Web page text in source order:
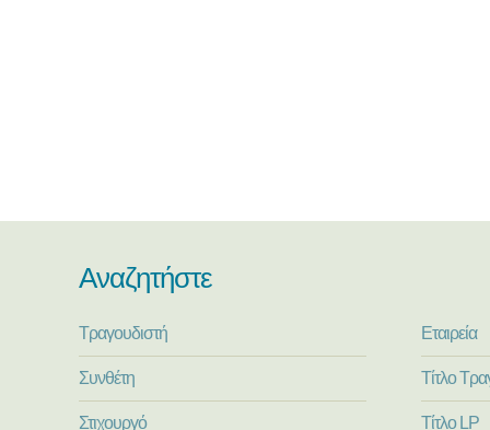
Αναζητήστε
Τραγουδιστή
Συνθέτη
Στιχουργό
Εταιρεία
Τίτλο
Τίτλο LP